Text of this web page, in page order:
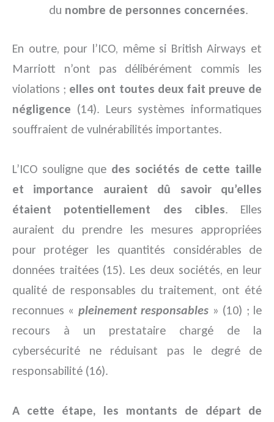
du nombre de personnes concernées.
En outre, pour l’ICO, même si British Airways et
Marriott n’ont pas délibérément commis les
violations ; elles ont toutes deux fait preuve de
négligence (14). Leurs systèmes informatiques
souffraient de vulnérabilités importantes.
L’ICO souligne que des sociétés de cette taille
et importance auraient dû savoir qu’elles
étaient potentiellement des cibles. Elles
auraient du prendre les mesures appropriées
pour protéger les quantités considérables de
données traitées (15). Les deux sociétés, en leur
qualité de responsables du traitement, ont été
reconnues « pleinement responsables » (10) ; le
recours à un prestataire chargé de la
cybersécurité ne réduisant pas le degré de
responsabilité (16).
A cette étape, les montants de départ de